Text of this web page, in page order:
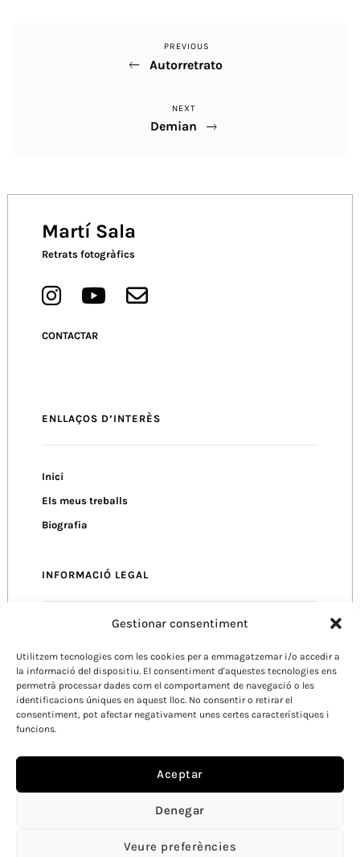
Gestionar consentiment
Utilitzem tecnologies com les cookies per a emmagatzemar i/o accedir a
la informació del dispositiu. El consentiment d'aquestes tecnologies ens
permetrà processar dades com el comportament de navegació o les
identificacions úniques en aquest lloc. No consentir o retirar el
consentiment, pot afectar negativament unes certes característiques i
funcions.
Aceptar
Denegar
Veure preferències
Previous
Post
PREVIOUS
Autorretrato
Next
Post
NEXT
Demian
Martí Sala
Retrats fotogràfics
CONTACTAR
ENLLAÇOS D’INTERÈS
Inici
Els meus treballs
Biografia
INFORMACIÓ LEGAL
Política de Privacitat
Política de Cookies
Condicions d’Ús
CATALÀ /ESPANYOL /ANGLÈS